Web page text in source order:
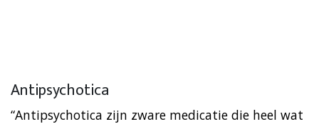
Antipsychotica
“Antipsychotica zijn zware medicatie die heel wat